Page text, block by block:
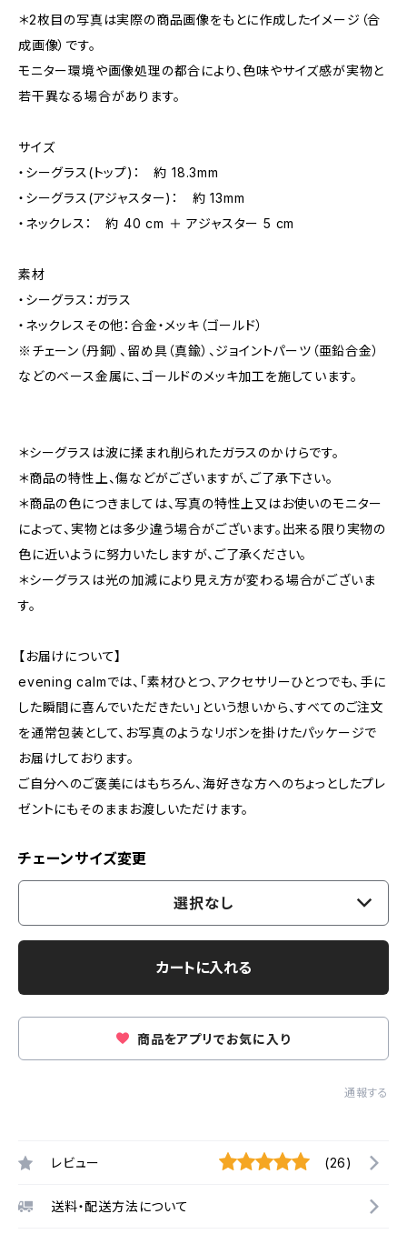
＊2枚目の写真は実際の商品画像をもとに作成したイメージ（合
成画像）です。
モニター環境や画像処理の都合により、色味やサイズ感が実物と
若干異なる場合があります。
サイズ
・シーグラス(トップ)： 約 18.3mm
・シーグラス(アジャスター)： 約 13mm
・ネックレス： 約 40 cm ＋ アジャスター 5 cm
素材
・シーグラス：ガラス
・ネックレスその他：合金・メッキ（ゴールド）
※チェーン（丹銅）、留め具（真鍮）、ジョイントパーツ（亜鉛合金）
などのベース金属に、ゴールドのメッキ加工を施しています。
＊シーグラスは波に揉まれ削られたガラスのかけらです。
＊商品の特性上、傷などがございますが、ご了承下さい。
＊商品の色につきましては、写真の特性上又はお使いのモニター
によって、実物とは多少違う場合がございます。出来る限り実物の
色に近いように努力いたしますが、ご了承ください。
＊シーグラスは光の加減により見え方が変わる場合がございま
す。
【お届けについて】
evening calmでは、「素材ひとつ、アクセサリーひとつでも、手に
した瞬間に喜んでいただきたい」という想いから、すべてのご注文
を通常包装として、お写真のようなリボンを掛けたパッケージで
お届けしております。
ご自分へのご褒美にはもちろん、海好きな方へのちょっとしたプレ
ゼントにもそのままお渡しいただけます。
チェーンサイズ変更
選択なし
カートに入れる
商品をアプリでお気に入り
通報する
レビュー (26)
送料・配送方法について